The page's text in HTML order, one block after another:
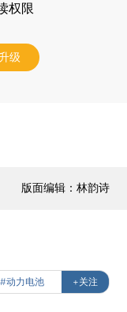
权限
级
版面编辑：林韵诗
#动力电池 +关注